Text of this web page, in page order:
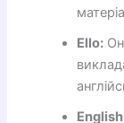
Ello: